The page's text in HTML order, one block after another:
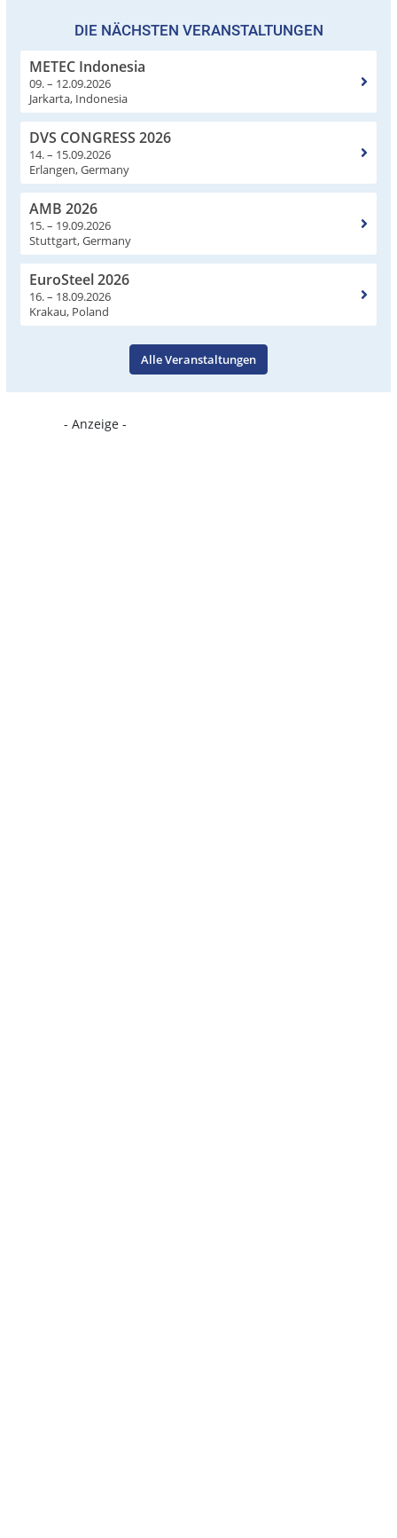
DIE NÄCHSTEN VERANSTALTUNGEN
METEC Indonesia
09. – 12.09.2026
Jarkarta, Indonesia
DVS CONGRESS 2026
14. – 15.09.2026
Erlangen, Germany
AMB 2026
15. – 19.09.2026
Stuttgart, Germany
EuroSteel 2026
16. – 18.09.2026
Krakau, Poland
Alle Veranstaltungen
- Anzeige -